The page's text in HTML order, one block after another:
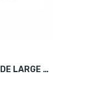
MULE HOMME BANDE LARGE À SCRATCH MARRON